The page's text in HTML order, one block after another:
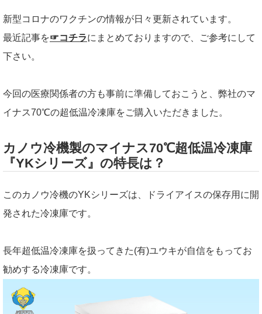
新型コロナのワクチンの情報が日々更新されています。
最近記事を☞コチラにまとめておりますので、ご参考にして
下さい。
今回の医療関係者の方も事前に準備しておこうと、弊社のマ
イナス70℃の超低温冷凍庫をご購入いただきました。
カノウ冷機製のマイナス70℃超低温冷凍庫
『YKシリーズ』の特長は？
このカノウ冷機のYKシリーズは、ドライアイスの保存用に開
発された冷凍庫です。
長年超低温冷凍庫を扱ってきた(有)ユウキが自信をもってお
勧めする冷凍庫です。